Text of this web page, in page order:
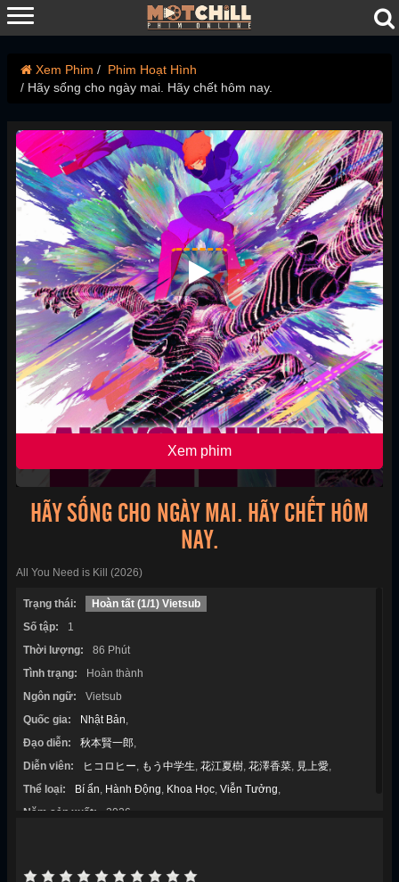
Xem Phim
Phim Hoạt Hình
Hãy sống cho ngày mai. Hãy chết hôm nay.
Xem phim
HÃY SỐNG CHO NGÀY MAI. HÃY CHẾT HÔM
NAY.
All You Need is Kill (2026)
Trạng thái:
Hoàn tất (1/1) Vietsub
Số tập:
1
Thời lượng:
86 Phút
Tình trạng:
Hoàn thành
Ngôn ngữ:
Vietsub
Quốc gia:
Nhật Bản,
Đạo diễn:
秋本賢一郎,
Diễn viên:
ヒコロヒー, もう中学生, 花江夏樹, 花澤香菜, 見上愛,
Thể loại:
Bí ẩn, Hành Động, Khoa Học, Viễn Tưởng,
Năm sản xuất:
2026